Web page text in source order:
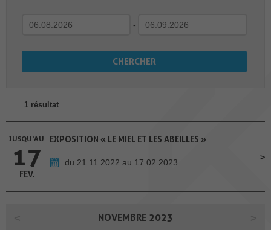
-
1 résultat
JUSQU'AU
17
FEV.
EXPOSITION « LE MIEL ET LES ABEILLES »
du 21.11.2022 au 17.02.2023
NOVEMBRE 2023